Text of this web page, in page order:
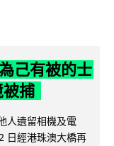
己有被的士
捕
人遺留相機及電
日經港珠澳大橋再